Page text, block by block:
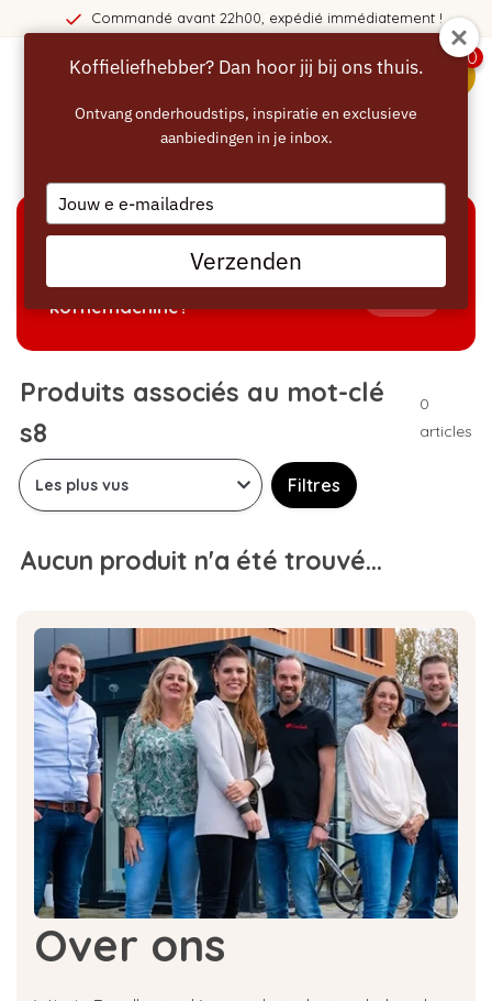
Commandé avant 22h00, expédié immédiatement !
0
Welke producten passen bij mijn
koffiemachine?
Produits associés au mot-clé
s8
0
articles
Filtres
Aucun produit n'a été trouvé...
Over ons
Koffieliefhebber? Dan hoor jij bij ons thuis.
Ontvang onderhoudstips, inspiratie en exclusieve
aanbiedingen in je inbox.
Type
your
email
Verzenden